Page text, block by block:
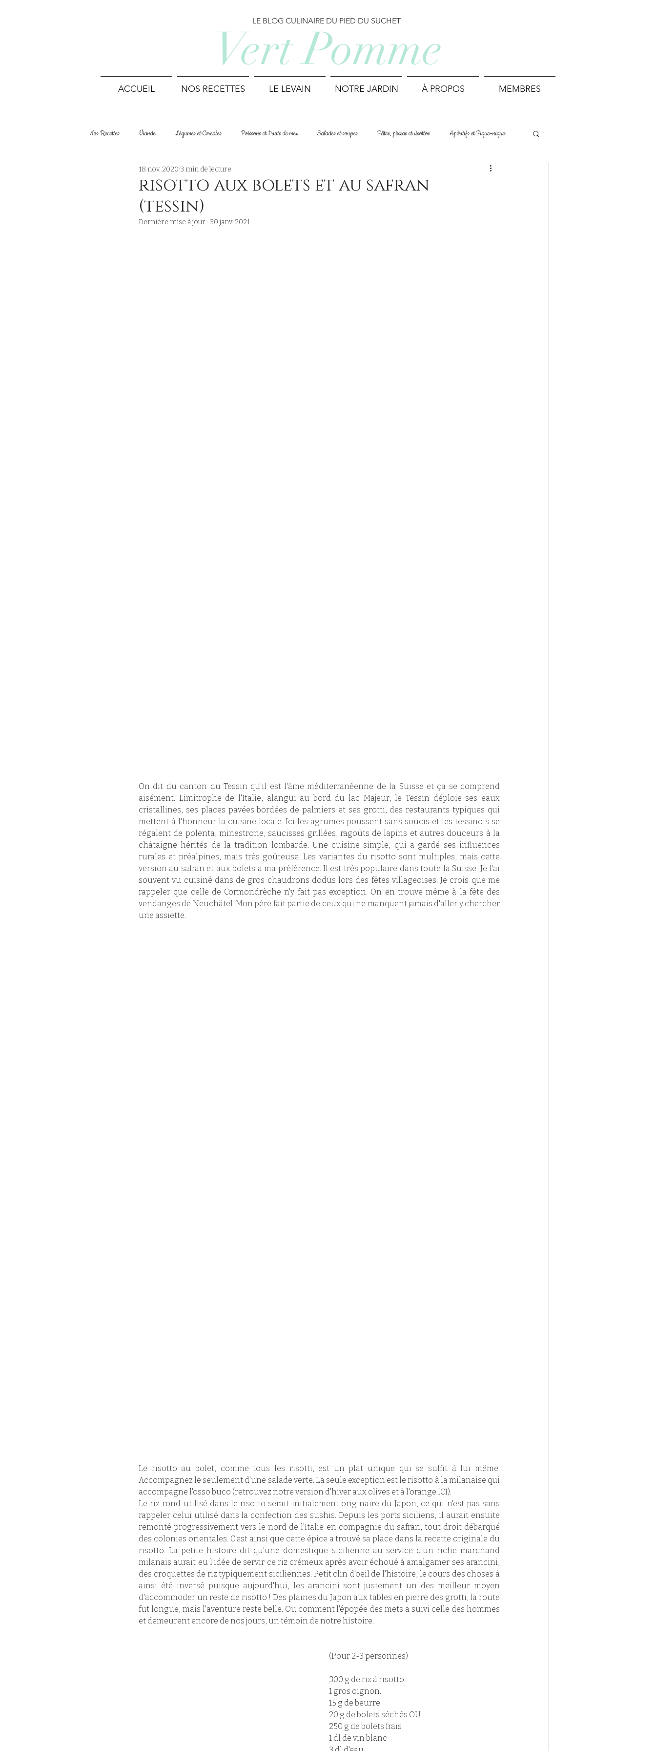
Vert Pomme
ACCUEIL NOS RECETTES LE LEVAIN NOTRE JARDIN À PROPOS MEMBRES
LE BLOG CULINAIRE DU PIED DU SUCHET
Nos Recettes Viande Légumes et Cereales Poissons et Fruits de mer Salades et soupes Pâtes, pizzas et risottos Apéritifs et Pique-nique
Desserts Tartes et Gâteaux Boulangerie
Terrines et conserves Sans viande
risotto aux bolets et au safran
(tessin)
18 nov. 2020 3 min de lecture
Dernière mise à jour : 30 janv. 2021
On dit du canton du Tessin qu'il est l'âme méditerranéenne de la Suisse et ça se comprend
aisément. Limitrophe de l'Italie, alangui au bord du lac Majeur, le Tessin déploie ses eaux
cristallines, ses places pavées bordées de palmiers et ses grotti, des restaurants typiques qui
mettent à l'honneur la cuisine locale. Ici les agrumes poussent sans soucis et les tessinois se
régalent de polenta, minestrone, saucisses grillées, ragoûts de lapins et autres douceurs à la
châtaigne hérités de la tradition lombarde. Une cuisine simple, qui a gardé ses influences
rurales et préalpines, mais très goûteuse. Les variantes du risotto sont multiples, mais cette
version au safran et aux bolets a ma préférence. Il est très populaire dans toute la Suisse. Je l'ai
souvent vu cuisiné dans de gros chaudrons dodus lors des fêtes villageoises. Je crois que me
rappeler que celle de Cormondrèche n'y fait pas exception. On en trouve même à la fête des
vendanges de Neuchâtel. Mon père fait partie de ceux qui ne manquent jamais d'aller y chercher
une assiette.
Le risotto au bolet, comme tous les risotti, est un plat unique qui se suffit à lui même.
Accompagnez le seulement d'une salade verte. La seule exception est le risotto à la milanaise qui
accompagne l'osso buco (retrouvez notre version d'hiver aux olives et à l'orange ICI).
Le riz rond utilisé dans le risotto serait initialement originaire du Japon, ce qui n'est pas sans
rappeler celui utilisé dans la confection des sushis. Depuis les ports siciliens, il aurait ensuite
remonté progressivement vers le nord de l'Italie en compagnie du safran, tout droit débarqué
des colonies orientales. C'est ainsi que cette épice a trouvé sa place dans la recette originale du
risotto. La petite histoire dit qu'une domestique sicilienne au service d'un riche marchand
milanais aurait eu l'idée de servir ce riz crémeux après avoir échoué à amalgamer ses arancini,
des croquettes de riz typiquement siciliennes. Petit clin d'oeil de l'histoire, le cours des choses à
ainsi été inversé puisque aujourd'hui, les arancini sont justement un des meilleur moyen
d'accommoder un reste de risotto ! Des plaines du Japon aux tables en pierre des grotti, la route
fut longue, mais l'aventure reste belle. Ou comment l'épopée des mets a suivi celle des hommes
et demeurent encore de nos jours, un témoin de notre histoire.
(Pour 2-3 personnes)
300 g de riz à risotto
1 gros oignon.
15 g de beurre
20 g de bolets séchés OU
250 g de bolets frais
1 dl de vin blanc